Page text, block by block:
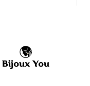
NEW:
SKECHERS